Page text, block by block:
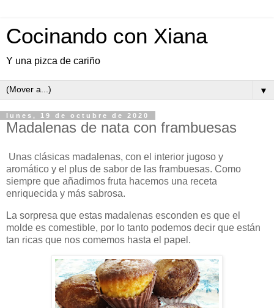
Cocinando con Xiana
Y una pizca de cariño
▼
lunes, 19 de octubre de 2020
Madalenas de nata con frambuesas
Unas clásicas madalenas, con el interior jugoso y
aromático y el plus de sabor de las frambuesas. Como
siempre que añadimos fruta hacemos una receta
enriquecida y más sabrosa.
La sorpresa que estas madalenas esconden es que el
molde es comestible, por lo tanto podemos decir que están
tan ricas que nos comemos hasta el papel.